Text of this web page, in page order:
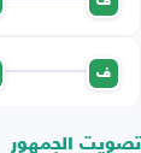
ف
تصويت الجمهور